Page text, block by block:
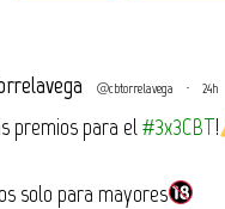
@cbtorrelavega · 24h
premios para el #3x3CBT!
solo para mayores